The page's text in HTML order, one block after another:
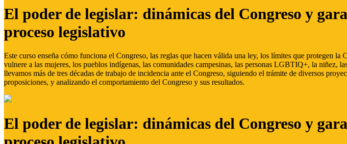
El poder de legislar: dinámicas del Congreso y
proceso legislativo
Este curso enseña cómo funciona el Congreso, las reglas que hacen válida una ley, los límites que protegen
vulnere a las mujeres, los pueblos indígenas, las comunidades campesinas, las personas LGBTIQ+, la niñez,
llevamos más de tres décadas de trabajo de incidencia ante el Congreso, siguiendo el trámite de diversos
proposiciones, y analizando el comportamiento del Congreso y sus resultados.
El poder de legislar: dinámicas del Congreso y